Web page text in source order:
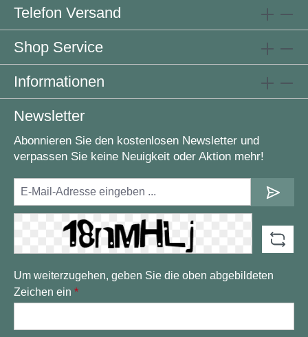
Telefon Versand
Shop Service
Informationen
Newsletter
Abonnieren Sie den kostenlosen Newsletter und
verpassen Sie keine Neuigkeit oder Aktion mehr!
Um weiterzugehen, geben Sie die oben abgebildeten
Zeichen ein *